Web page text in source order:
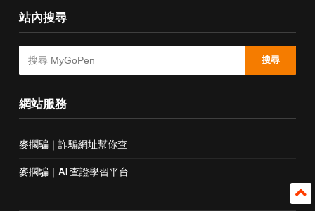
站內搜尋
搜尋
網站服務
麥擱騙｜詐騙網址幫你查
麥擱騙｜AI 查證學習平台